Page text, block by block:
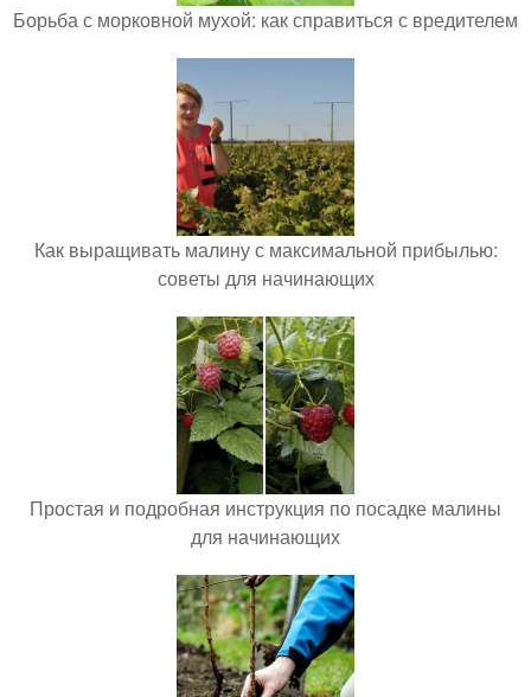
Борьба с морковной мухой: как справиться с вредителем
Как выращивать малину с максимальной прибылью:
советы для начинающих
Простая и подробная инструкция по посадке малины
для начинающих